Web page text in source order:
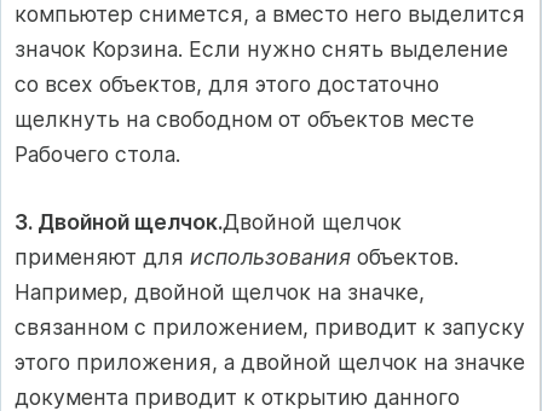
компьютер снимется, а вместо него выделится
значок Корзина. Если нужно снять выделение
со всех объектов, для этого достаточно
щелкнуть на свободном от объектов месте
Рабочего стола.
3. Двойной щелчок.Двойной щелчок
применяют для использования объектов.
Например, двойной щелчок на значке,
связанном с приложением, приводит к запуску
этого приложения, а двойной щелчок на значке
документа приводит к открытию данного